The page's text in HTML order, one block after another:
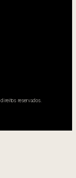
reservados.